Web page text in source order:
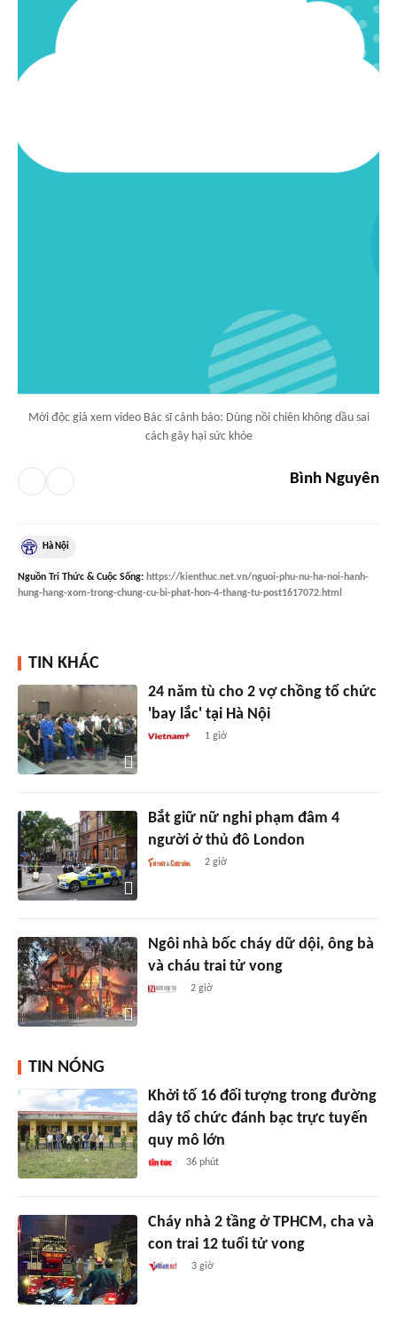
Mời độc giả xem video Bác sĩ cảnh báo: Dùng nồi chiên không dầu sai
cách gây hại sức khỏe
Bình Nguyên
Hà Nội
Nguồn Tri Thức & Cuộc Sống: https://kienthuc.net.vn/nguoi-phu-nu-ha-noi-hanh-
hung-hang-xom-trong-chung-cu-bi-phat-hon-4-thang-tu-post1617072.html
TIN KHÁC
24 năm tù cho 2 vợ chồng tổ chức
'bay lắc' tại Hà Nội
1 giờ
Bắt giữ nữ nghi phạm đâm 4
người ở thủ đô London
2 giờ
Ngôi nhà bốc cháy dữ dội, ông bà
và cháu trai tử vong
2 giờ
TIN NÓNG
Khởi tố 16 đối tượng trong đường
dây tổ chức đánh bạc trực tuyến
quy mô lớn
36 phút
Cháy nhà 2 tầng ở TPHCM, cha và
con trai 12 tuổi tử vong
3 giờ